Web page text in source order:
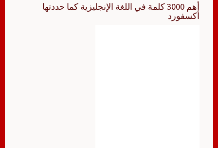
أهم 3000 كلمة في اللغة الإنجليزية كما حددتها
أكسفورد